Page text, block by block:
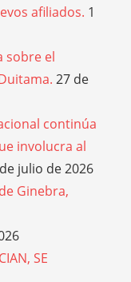
afiliados. 1
sobre el
27 de
continúa
involucra al
julio de 2026
Ginebra,
SE